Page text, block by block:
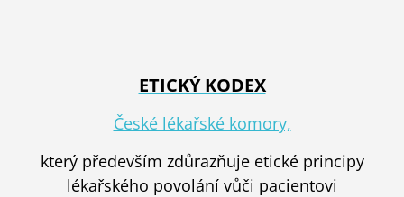
ETICKÝ KODEX
České lékařské komory,
který především zdůrazňuje etické principy
lékařského povolání vůči pacientovi